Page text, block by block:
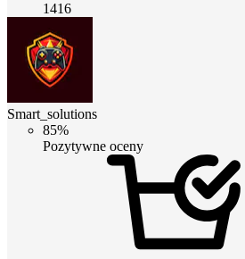
1416
Smart_solutions
85%
Pozytywne oceny